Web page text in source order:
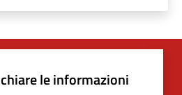
le informazioni